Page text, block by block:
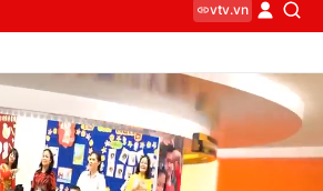
vtv.vn